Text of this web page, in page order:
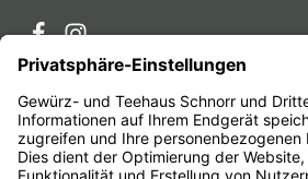
Service-Hotline
Service